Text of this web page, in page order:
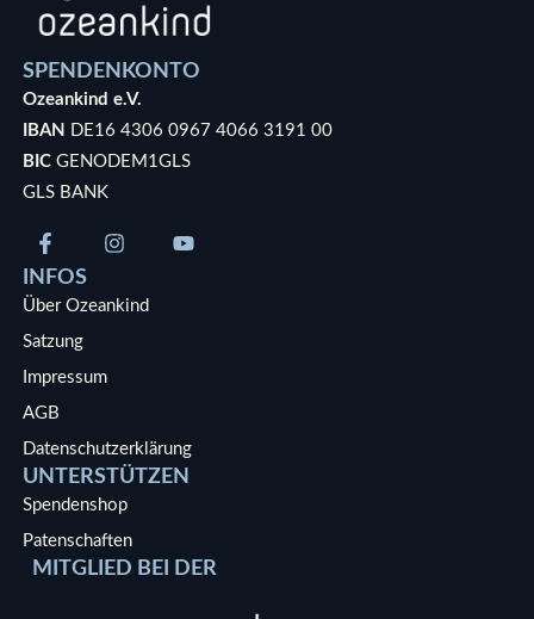
SPENDENKONTO
Ozeankind e.V.
IBAN
DE16 4306 0967 4066 3191 00
BICGENODEM1GLS
GLS BANK
INFOS
Über Ozeankind
Satzung
Impressum
AGB
Datenschutzerklärung
UNTERSTÜTZEN
Spendenshop
Patenschaften
MITGLIED BEI DER